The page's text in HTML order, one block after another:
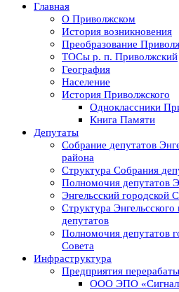
Главная
О Приволжском
История возникновения
Преобразование
ТОСы р. п. Приволжский
География
Население
История Приволжского
Одноклассники
Книга Памяти
Депутаты
Собрание депутатов
района
Структура Собрания
Полномочия депутатов
Энгельсский городской
Структура Энгельсского
депутатов
Полномочия депутатов
Совета
Инфраструктура
Предприятия
ООО ЭПО